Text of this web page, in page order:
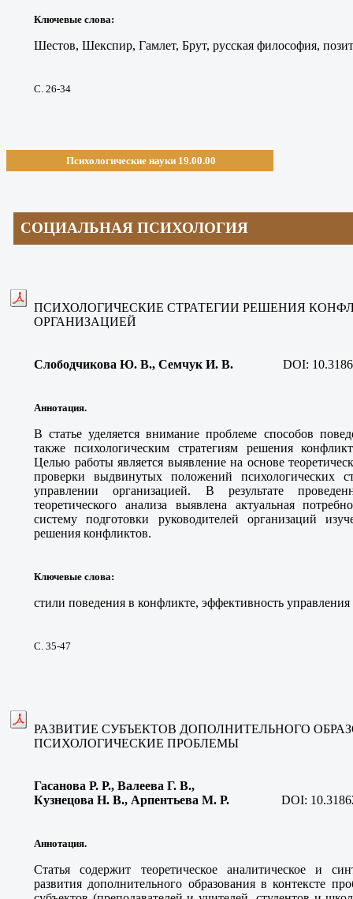
Ключевые слова:
Шестов, Шекспир, Гамлет, Брут, русская философия,
С. 26-34
Психологические науки 19.00.00
СОЦИАЛЬНАЯ ПСИХОЛОГИЯ
ПСИХОЛОГИЧЕСКИЕ СТРАТЕГИИ РЕШЕНИЯ
ОРГАНИЗАЦИЕЙ
Слободчикова Ю. В., Семчук И. В. DOI:
Аннотация.
В статье уделяется внимание проблеме способов
также психологическим стратегиям решения
Целью работы является выявление на основе
проверки выдвинутых положений психологических
управлении организацией. В результате
теоретического анализа выявлена актуальная
систему подготовки руководителей организаций
решения конфликтов.
Ключевые слова:
стили поведения в конфликте, эффективность управления
С. 35-47
РАЗВИТИЕ СУБЪЕКТОВ ДОПОЛНИТЕЛЬНОГО
ПСИХОЛОГИЧЕСКИЕ ПРОБЛЕМЫ
Гасанова Р. Р., Валеева Г. В.,
Кузнецова Н. В., Арпентьева М. Р. DOI:
Аннотация.
Статья содержит теоретическое аналитическое и
развития дополнительного образования в контексте